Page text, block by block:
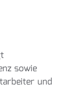
sowie
und